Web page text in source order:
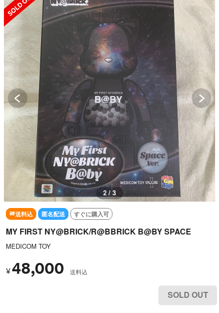
2 / 3
送料込 匿名配送 すぐに購入可
MY FIRST NY@BRICK/R@BBRICK B@BY SPACE
MEDICOM TOY
¥48,000 送料込
SOLD OUT